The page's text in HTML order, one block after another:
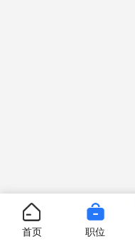
首页 职位